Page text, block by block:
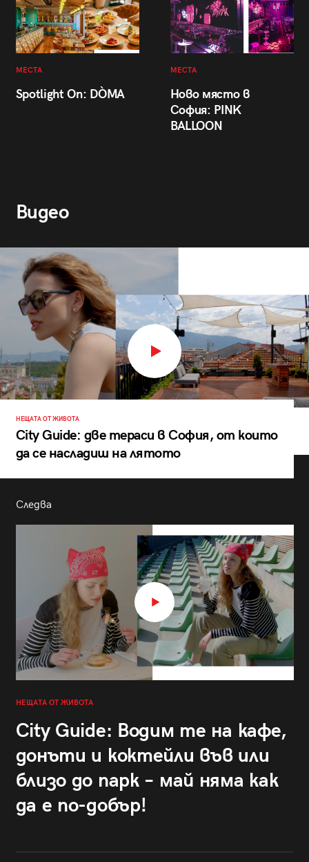
МЕСТА
Spotlight On: DÒMA
МЕСТА
Ново място в
София: PINK
BALLOON
Видео
НЕЩАТА ОТ ЖИВОТА
City Guide: две тераси в София, от които
да се насладиш на лятото
Следва
НЕЩАТА ОТ ЖИВОТА
City Guide: Водим те на кафе,
донъти и коктейли във или
близо до парк – май няма как
да е по-добър!